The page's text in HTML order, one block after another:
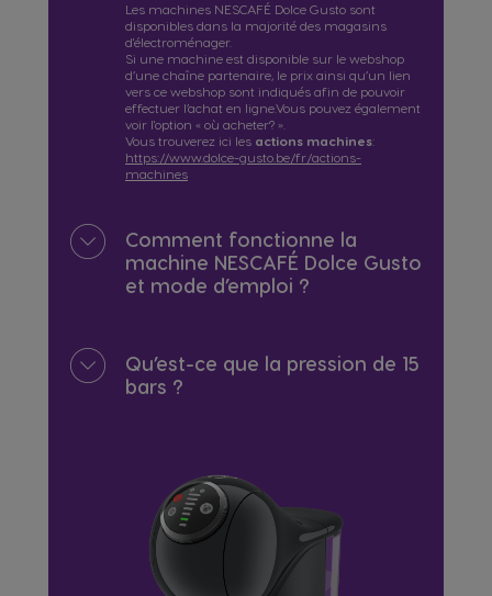
Les machines NESCAFÉ Dolce Gusto sont
disponibles dans la majorité des magasins
d'électroménager.
Si une machine est disponible sur le webshop
d’une chaîne partenaire, le prix ainsi qu’un lien
vers ce webshop sont indiqués afin de pouvoir
effectuer l’achat en ligne.Vous pouvez également
voir l'option « où acheter? ».
Vous trouverez ici les actions machines:
https://www.dolce-gusto.be/fr/actions-
machines
Comment fonctionne la
machine NESCAFÉ Dolce Gusto
et mode d’emploi ?
Qu’est-ce que la pression de 15
bars ?